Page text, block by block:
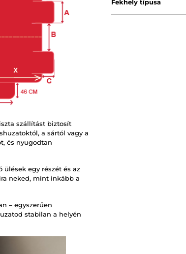
szállítást biztosít
a sártól vagy a
és nyugodtan
ülések egy részét és az
neked, mint inkább a
– egyszerűen
stabilan a helyén
Fekhely típusa